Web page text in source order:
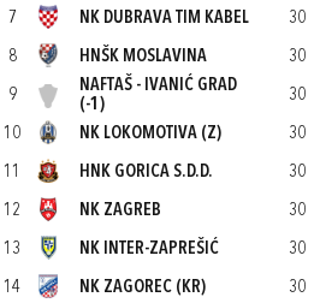
7 NK DUBRAVA TIM KABEL 30
8 HNŠK MOSLAVINA 30
9
NAFTAŠ - IVANIĆ GRAD
(-1)
30
10 NK LOKOMOTIVA (Z) 30
11 HNK GORICA S.D.D. 30
12 NK ZAGREB 30
13 NK INTER-ZAPREŠIĆ 30
14 NK ZAGOREC (KR) 30